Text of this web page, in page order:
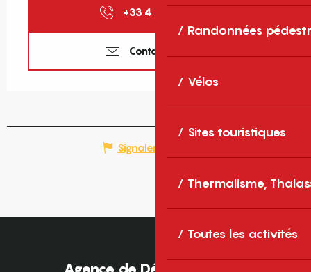
Randonnées
Vélos
Sites touristiques
Thermalisme,
Toutes les activités
+33 4 68 96 78
Contactez-nous
Signaler une erreur